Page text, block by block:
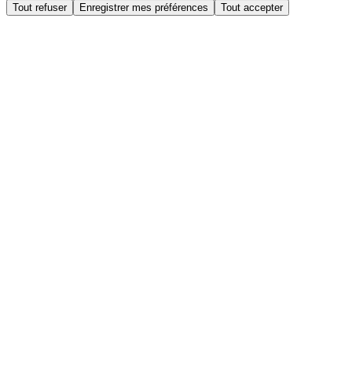
Tout refuser Enregistrer mes préférences Tout accepter